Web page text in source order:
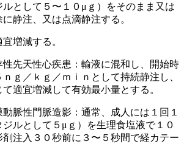
ルとして５〜１０μｇ）をそのまま又は
静注、又は点滴静注する。
増減する。
先天性心疾患：輸液に混和し、開始時
ｇ／ｋｇ／ｍｉｎとして持続静注し、
適宜増減して有効最小量とする。
脈性門脈造影：通常、成人には１回１
ルとして５μｇ）を生理食塩液で１０
剤注入３０秒前に３〜５秒間で経カテー